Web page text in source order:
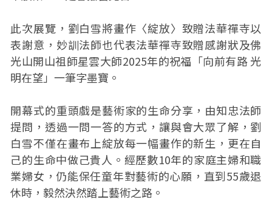
此次展覽，劉白雪將畫作〈綻放〉致贈法華禪寺以
表謝意，妙訓法師也代表法華禪寺致贈感謝狀及佛
光山開山祖師星雲大師2025年的祝福「向前有路 光
明在望」一筆字墨寶。
開幕式的重頭戲是藝術家的生命分享，由知忠法師
提問，透過一問一答的方式，讓與會大眾了解，劉
白雪不僅在畫布上綻放每一幅畫作的新生，更在自
己的生命中做己貴人。經歷數10年的家庭主婦和職
業婦女，仍能保任童年對藝術的心願，直到55歲退
休時，毅然決然踏上藝術之路。